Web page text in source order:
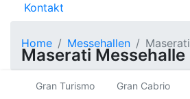
Kontakt
Home Messehallen Maserati
Maserati Messehalle
Gran Turismo Gran Cabrio